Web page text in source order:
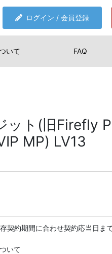
ログイン / 会員登録
いて FAQ
ット(旧Firefly
MP) LV13
契約期間に合わせ契約応当日ま
いて